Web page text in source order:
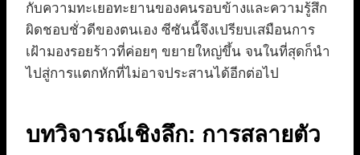
กับความทะเยอทะยานของคนรอบข้างและความรู้สึก
ผิดชอบชั่วดีของตนเอง ซีซันนี้จึงเปรียบเสมือนการ
เฝ้ามองรอยร้าวที่ค่อยๆ ขยายใหญ่ขึ้น จนในที่สุดก็นำ
ไปสู่การแตกหักที่ไม่อาจประสานได้อีกต่อไป
บทวิจารณ์เชิงลึก: การสลายตัว